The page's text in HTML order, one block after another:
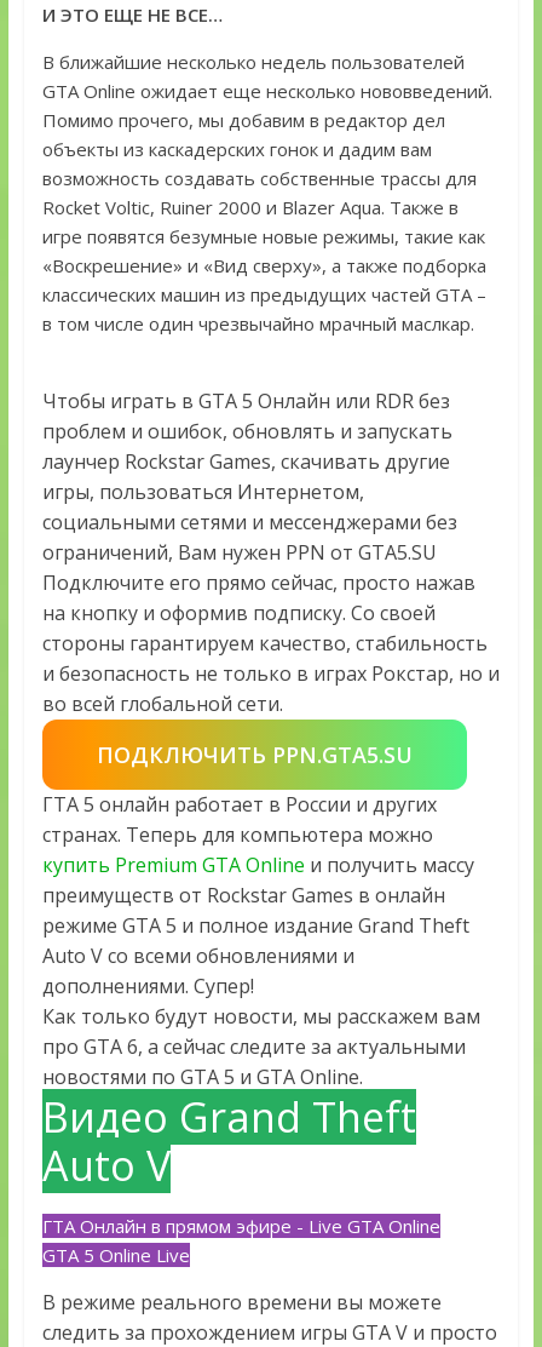
И ЭТО ЕЩЕ НЕ ВСЕ…
В ближайшие несколько недель пользователей
GTA Online ожидает еще несколько нововведений.
Помимо прочего, мы добавим в редактор дел
объекты из каскадерских гонок и дадим вам
возможность создавать собственные трассы для
Rocket Voltic, Ruiner 2000 и Blazer Aqua. Также в
игре появятся безумные новые режимы, такие как
«Воскрешение» и «Вид сверху», а также подборка
классических машин из предыдущих частей GTA –
в том числе один чрезвычайно мрачный маслкар.
Чтобы играть в GTA 5 Онлайн или RDR без
проблем и ошибок, обновлять и запускать
лаунчер Rockstar Games, скачивать другие
игры, пользоваться Интернетом,
социальными сетями и мессенджерами без
ограничений, Вам нужен PPN от GTA5.SU
Подключите его прямо сейчас, просто нажав
на кнопку и оформив подписку. Со своей
стороны гарантируем качество, стабильность
и безопасность не только в играх Рокстар, но и
во всей глобальной сети.
ПОДКЛЮЧИТЬ PPN.GTA5.SU
ГТА 5 онлайн работает в России и других
странах. Теперь для компьютера можно
купить Premium GTA Online и получить массу
преимуществ от Rockstar Games в онлайн
режиме GTA 5 и полное издание Grand Theft
Auto V со всеми обновлениями и
дополнениями. Супер!
Как только будут новости, мы расскажем вам
про GTA 6, а сейчас следите за актуальными
новостями по GTA 5 и GTA Online.
Видео Grand Theft
Auto V
ГТА Онлайн в прямом эфире - Live GTA Online
GTA 5 Online Live
В режиме реального времени вы можете
следить за прохождением игры GTA V и просто